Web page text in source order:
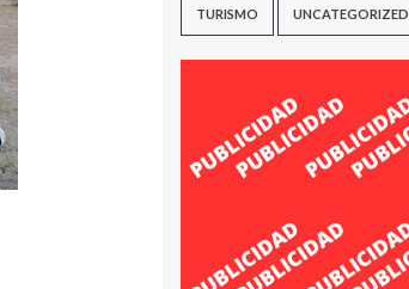
TURISMO UNCATEGORIZED